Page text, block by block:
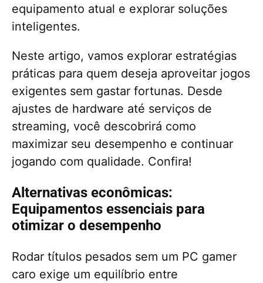
equipamento atual e explorar soluções
inteligentes.
Neste artigo, vamos explorar estratégias
práticas para quem deseja aproveitar jogos
exigentes sem gastar fortunas. Desde
ajustes de hardware até serviços de
streaming, você descobrirá como
maximizar seu desempenho e continuar
jogando com qualidade. Confira!
Alternativas econômicas:
Equipamentos essenciais para
otimizar o desempenho
Rodar títulos pesados sem um PC gamer
caro exige um equilíbrio entre